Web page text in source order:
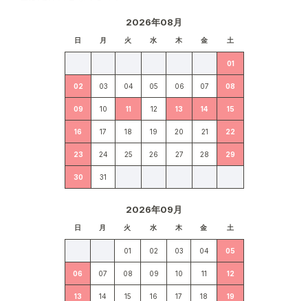
2026年08月
日 月 火 水 木 金 土
01
02 03 04 05 06 07 08
09 10 11 12 13 14 15
16 17 18 19 20 21 22
23 24 25 26 27 28 29
30 31
2026年09月
日 月 火 水 木 金 土
01 02 03 04 05
06 07 08 09 10 11 12
13 14 15 16 17 18 19